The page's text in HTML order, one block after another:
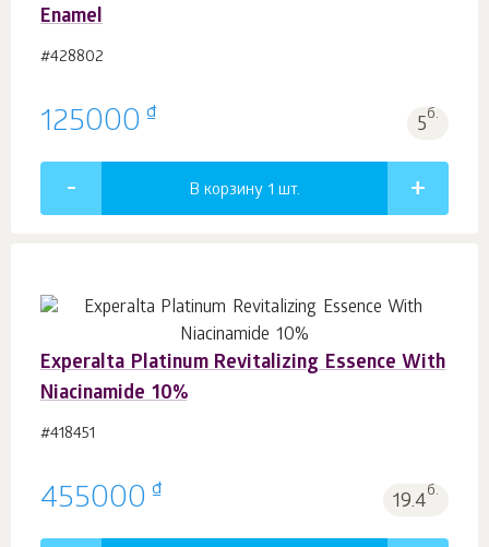
Enamel
#428802
125000 ₫ 5б.
В корзину 1 шт.
Experalta Platinum Revitalizing Essence With
Niacinamide 10%
#418451
455000 ₫ 19.4б.